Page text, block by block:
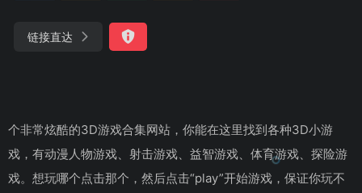
链接直达
个非常炫酷的3D游戏合集网站，你能在这里找到各种3D小游
戏，有动漫人物游戏、射击游戏、益智游戏、体育游戏、探险游
戏。想玩哪个点击那个，然后点击“play”开始游戏，保证你玩不